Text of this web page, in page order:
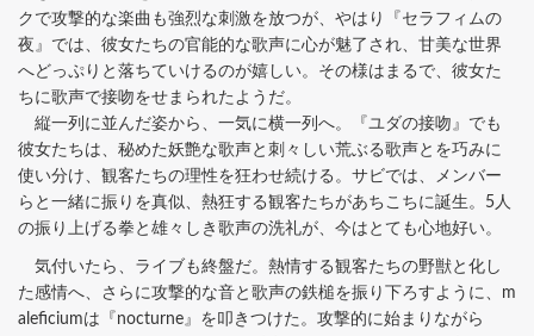
クで攻撃的な楽曲も強烈な刺激を放つが、やはり『セラフィムの
夜』では、彼女たちの官能的な歌声に心が魅了され、甘美な世界
へどっぷりと落ちていけるのが嬉しい。その様はまるで、彼女た
ちに歌声で接吻をせまられたようだ。
縦一列に並んだ姿から、一気に横一列へ。『ユダの接吻』でも
彼女たちは、秘めた妖艶な歌声と刺々しい荒ぶる歌声とを巧みに
使い分け、観客たちの理性を狂わせ続ける。サビでは、メンバー
らと一緒に振りを真似、熱狂する観客たちがあちこちに誕生。5人
の振り上げる拳と雄々しき歌声の洗礼が、今はとても心地好い。
気付いたら、ライブも終盤だ。熱情する観客たちの野獣と化し
た感情へ、さらに攻撃的な音と歌声の鉄槌を振り下ろすように、m
aleficiumは『nocturne』を叩きつけた。攻撃的に始まりながら